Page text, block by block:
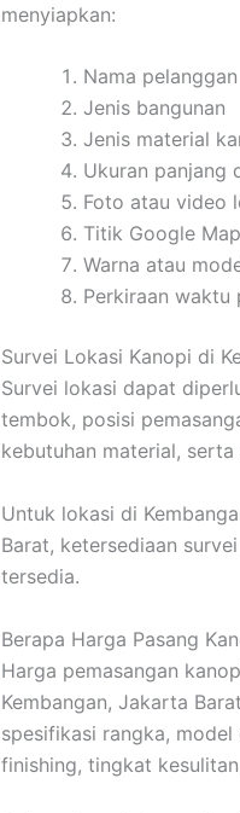
menyiapkan:
Nama pelanggan
Jenis bangunan
Jenis material
Ukuran panjang
Foto atau video
Titik Google
Warna atau
Perkiraan waktu
Survei Lokasi Kanopi di
Survei lokasi dapat
tembok, posisi
kebutuhan material,
Untuk lokasi di
Barat, ketersediaan
tersedia.
Berapa Harga Pasang
Harga pemasangan
Kembangan, Jakarta
spesifikasi rangka,
finishing, tingkat